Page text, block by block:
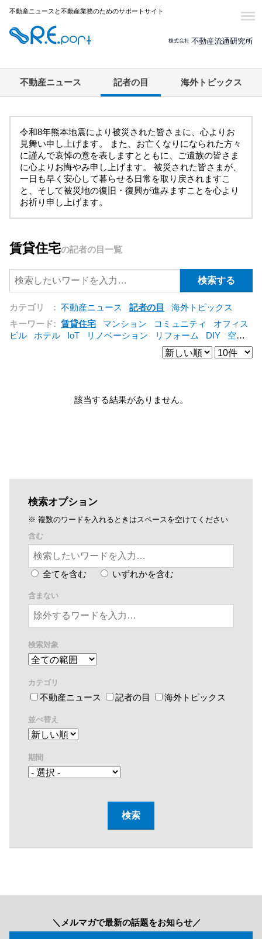
不動産ニュースと不動産業務のためのサポートサイト
不動産ニュース 記者の目 海外トピックス
令和8年熊本地震により被災された皆さまに、心よりお
見舞い申し上げます。 また、お亡くなりになられた方々
に謹んで哀悼の意を表しますとともに、ご遺族の皆さま
に心よりお悔やみ申し上げます。 被災された皆さまが、
一日も早く安心して暮らせる日常を取り戻されますこ
と、そして被災地の復旧・復興が進みますことを心より
お祈り申し上げます。
賃貸住宅の記者の目一覧
カテゴリ : 不動産ニュース 記者の目
海外トピックス
キーワード: 賃貸住宅 マンション コミュニティ
オフィス
ビル
ホテル IoT リノベーション リフォーム DIY
空き
シェアリングエコノミー
建売
公営住宅 仲介 海外 [+]
該当する結果がありません。
検索オプション
※ 複数のワードを入れるときはスペースを空けてください
含む
全てを含む いずれかを含む
含まない
検索対象
カテゴリ
不動産ニュース 記者の目 海外トピックス
並べ替え
期間
＼メルマガで最新の話題をお知らせ／